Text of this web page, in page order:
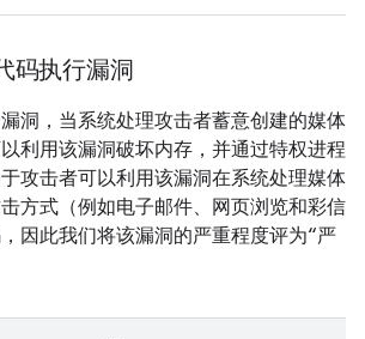
码执行漏洞
洞，当系统处理攻击者蓄意创建的媒体
利用该漏洞破坏内存，并通过特权进程
攻击者可以利用该漏洞在系统处理媒体
方式（例如电子邮件、网页浏览和彩信
因此我们将该漏洞的严重程度评为“严